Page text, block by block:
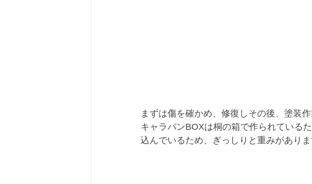
まずは傷を確かめ、修復しその後、塗装作
キャラバンBOXは桐の箱で作られている
込んでいるため、ぎっしりと重みがありま